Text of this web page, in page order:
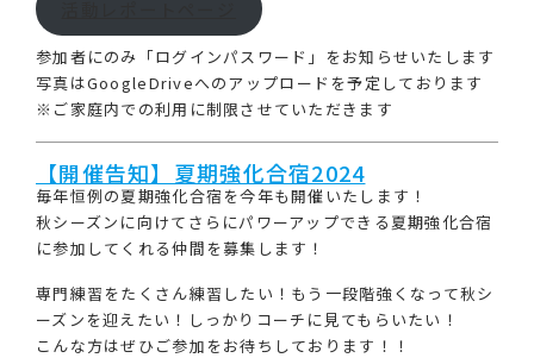
参加者にのみ「ログインパスワード」をお知らせいたします
写真はGoogleDriveへのアップロードを予定しております
※ご家庭内での利用に制限させていただきます
【開催告知】夏期強化合宿2024
毎年恒例の夏期強化合宿を今年も開催いたします！
秋シーズンに向けてさらにパワーアップできる夏期強化合宿
に参加してくれる仲間を募集します！
専門練習をたくさん練習したい！もう一段階強くなって秋シ
ーズンを迎えたい！しっかりコーチに見てもらいたい！
こんな方はぜひご参加をお待ちしております！！